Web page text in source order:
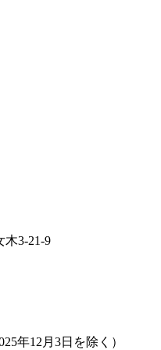
木3-21-9
年12月3日を除く）